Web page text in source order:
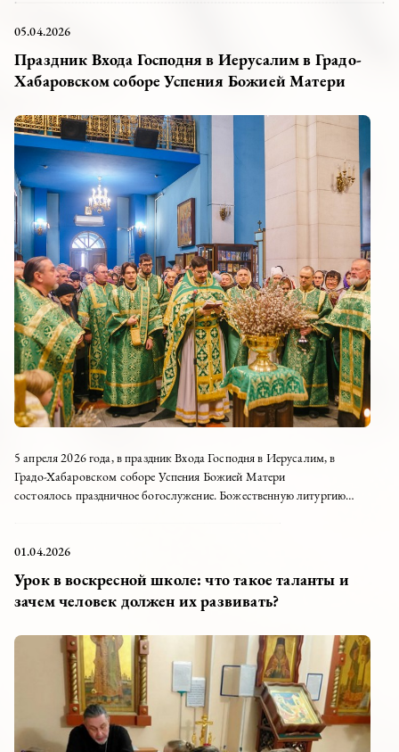
05.04.2026
Праздник Входа Господня в Иерусалим в Градо-
Хабаровском соборе Успения Божией Матери
5 апреля 2026 года, в праздник Входа Господня в Иерусалим, в
Градо-Хабаровском соборе Успения Божией Матери
состоялось праздничное богослужение. Божественную литургию
01.04.2026
Урок в воскресной школе: что такое таланты и
зачем человек должен их развивать?